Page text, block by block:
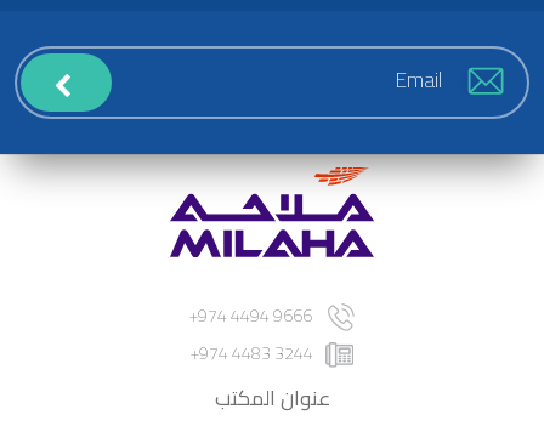
9666 4494 974+
3244 4483 974+
عنوان المكتب